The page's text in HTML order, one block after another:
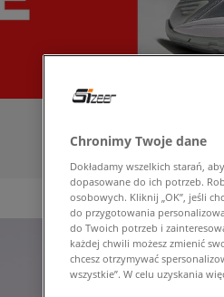
Chronimy Twoje dane
Dokładamy wszelkich starań,
dopasowane do ich potrzeb.
osobowych. Kliknij „OK”, jeśli
do przygotowania
do Twoich potrzeb i
każdej chwili możesz zmienić
chcesz otrzymywać
wszystkie”. W celu uzyskania